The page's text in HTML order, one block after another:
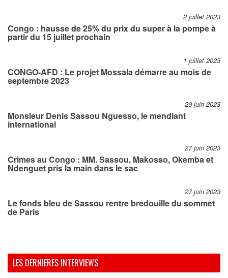
2 juillet 2023
Congo : hausse de 25% du prix du super à la pompe à
partir du 15 juillet prochain
1 juillet 2023
CONGO-AFD : Le projet Mossala démarre au mois de
septembre 2023
29 juin 2023
Monsieur Denis Sassou Nguesso, le mendiant
international
27 juin 2023
Crimes au Congo : MM. Sassou, Makosso, Okemba et
Ndenguet pris la main dans le sac
27 juin 2023
Le fonds bleu de Sassou rentre bredouille du sommet
de Paris
LES DERNIERES INTERVIEWS